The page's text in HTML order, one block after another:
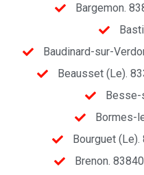
Bargemon.
Baudinard-sur-
Beausset (Le).
Besse-
Bormes-
Bourguet (Le).
Brenon.